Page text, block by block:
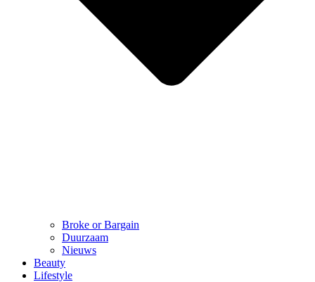
Broke or Bargain
Duurzaam
Nieuws
Beauty
Lifestyle